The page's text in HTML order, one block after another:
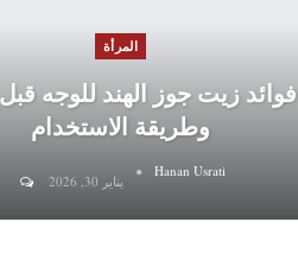
المرأة
فوائد زيت جوز الهند للوجه قبل
وطريقة الاستخدام
Hanan Usrati
يناير 30, 2026